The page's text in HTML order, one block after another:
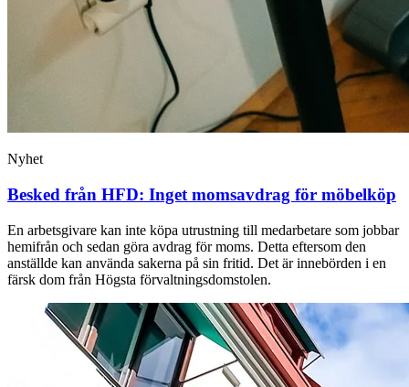
Nyhet
Besked från HFD: Inget momsavdrag för möbelköp
En arbetsgivare kan inte köpa utrustning till medarbetare som jobbar
hemifrån och sedan göra avdrag för moms. Detta eftersom den
anställde kan använda sakerna på sin fritid. Det är innebörden i en
färsk dom från Högsta förvaltningsdomstolen.